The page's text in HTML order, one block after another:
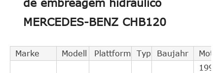
LuK 510003610
Intercâmbio
cruzado
QUINTON
Intercâmbio
de embreagem hidráulico
MERCEDES-BENZ CHB120
Marke Modell Plattform Typ Baujahr Motor
1998